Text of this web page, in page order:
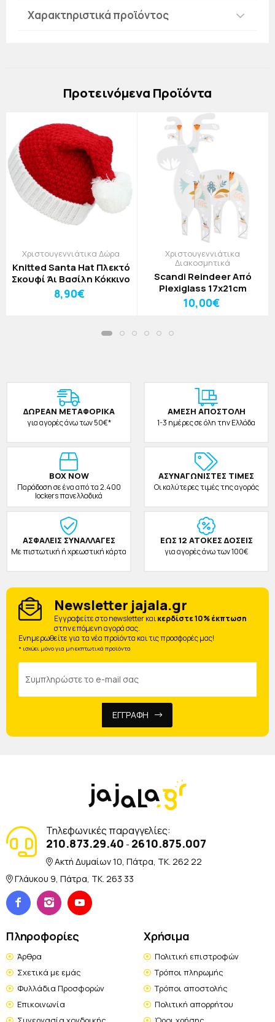
Χαρακτηριστικά προϊόντος
Πρoτεινόμενα Προϊόντα
Χριστουγεννιάτικα Δώρα
Knitted Santa Hat Πλεκτό
Σκουφί Άι Βασίλη Κόκκινο
8,90€
Χριστουγεννιάτικα
Διακοσμητικά
Scandi Reindeer Από
Plexiglass 17x21cm
10,00€
ΔΩΡΕAΝ ΜΕΤΑΦΟΡΙΚΑ
για αγορές άνω των 50€*
ΑΜΕΣΗ ΑΠΟΣΤΟΛΗ
1-3 ημέρες σε όλη την Ελλάδα
BOX NOW
Παράδοση σε ένα από τα 2.400
lockers πανελλαδικά
ΑΣΥΝΑΓΩΝΙΣΤΕΣ ΤΙΜΕΣ
Οι καλύτερες τιμές της αγοράς
ΑΣΦΑΛΕΙΣ ΣΥΝΑΛΛΑΓΕΣ
Με πιστωτική ή χρεωστική κάρτα
ΕΩΣ 12 ΑΤΟΚΕΣ ΔΟΣΕΙΣ
για αγορές άνω των 100€
Newsletter jajala.gr
Eγγραφείτε στο newsletter καικερδίστε 10% έκπτωση
στην επόμενη αγορά σας.
Ενημερωθείτε για τα νέα προϊόντα και τις προσφορές μας!
* ισχύει μόνο για μη εκπτωτικά προϊόντα
ΕΓΓΡΑΦΗ
Τηλεφωνικές παραγγελίες:
210.873.29.40 - 2610.875.007
Ακτή Δυμαίων 10, Πάτρα, TK. 262 22
Γλάυκου 9, Πάτρα, TK. 263 33
Πληροφορίες
Άρθρα
Σχετικά με εμάς
Φυλλάδια Προσφορών
Επικοινωνία
Χρήσιμα
Πολιτική επιστροφών
Τρόποι πληρωμής
Τρόποι αποστολής
Πολιτική απορρήτου